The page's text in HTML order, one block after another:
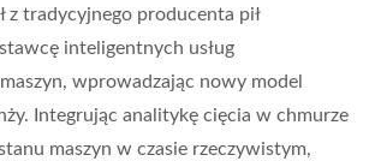
z tradycyjnego producenta pił
inteligentnych usług
wprowadzając nowy model
Integrując analitykę cięcia w chmurze
maszyn w czasie rzeczywistym,